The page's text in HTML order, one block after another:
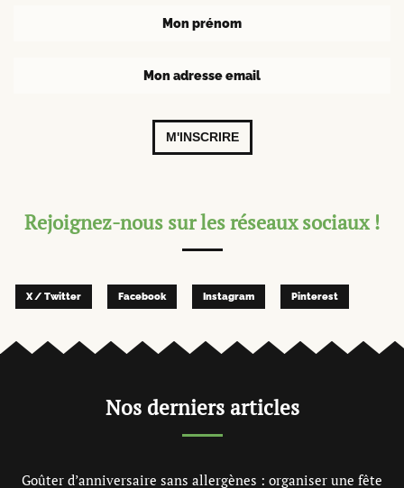
M'INSCRIRE
Rejoignez-nous sur les réseaux sociaux !
X / Twitter Facebook Instagram Pinterest
Nos derniers articles
Goûter d’anniversaire sans allergènes : organiser une fête